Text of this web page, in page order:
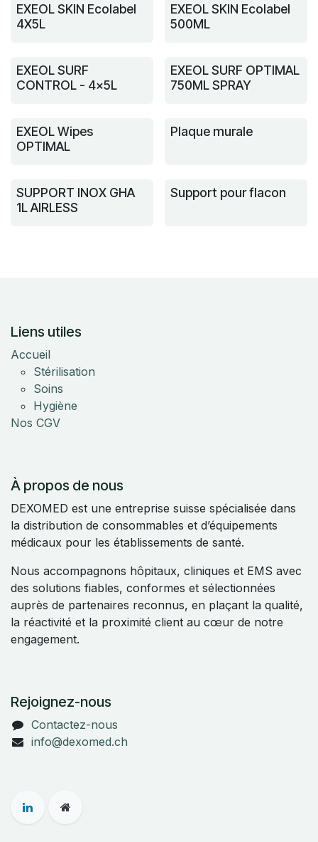
EXEOL SKIN Ecolabel
4X5L
EXEOL SKIN Ecolabel
500ML
EXEOL SURF
CONTROL - 4x5L
EXEOL SURF OPTIMAL
750ML SPRAY
EXEOL Wipes
OPTIMAL
Plaque murale
SUPPORT INOX GHA
1L AIRLESS
Support pour flacon
Liens utiles
Accueil
Stérilisation
Soins
Hygiène
Nos CGV
À propos de nous
DEXOMED est une entreprise suisse spécialisée dans
la distribution de consommables et d’équipements
médicaux pour les établissements de santé.
Nous accompagnons hôpitaux, cliniques et EMS avec
des solutions fiables, conformes et sélectionnées
auprès de partenaires reconnus, en plaçant la qualité,
la réactivité et la proximité client au cœur de notre
engagement.
Rejoignez-nous
Contactez-nous
info@dexomed.ch